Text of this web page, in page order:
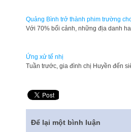
Quảng Bình trở thành phim trường
Với 70% bối cảnh, những địa danh
Ứng xử tế nhị
Tuần trước, gia đình chị Huyền đến
Để lại một bình luận